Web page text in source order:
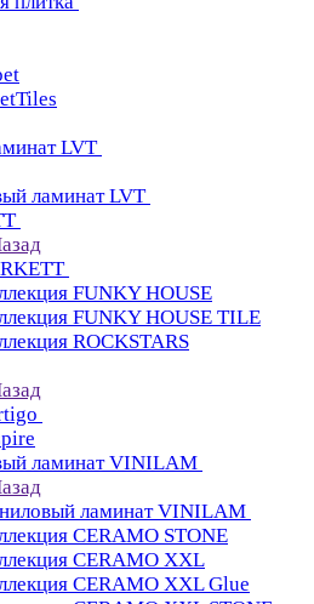
LVT
ламинат LVT
FUNKY HOUSE
FUNKY HOUSE TILE
ROCKSTARS
ламинат VINILAM
ламинат VINILAM
CERAMO STONE
CERAMO XXL
CERAMO XXL Glue